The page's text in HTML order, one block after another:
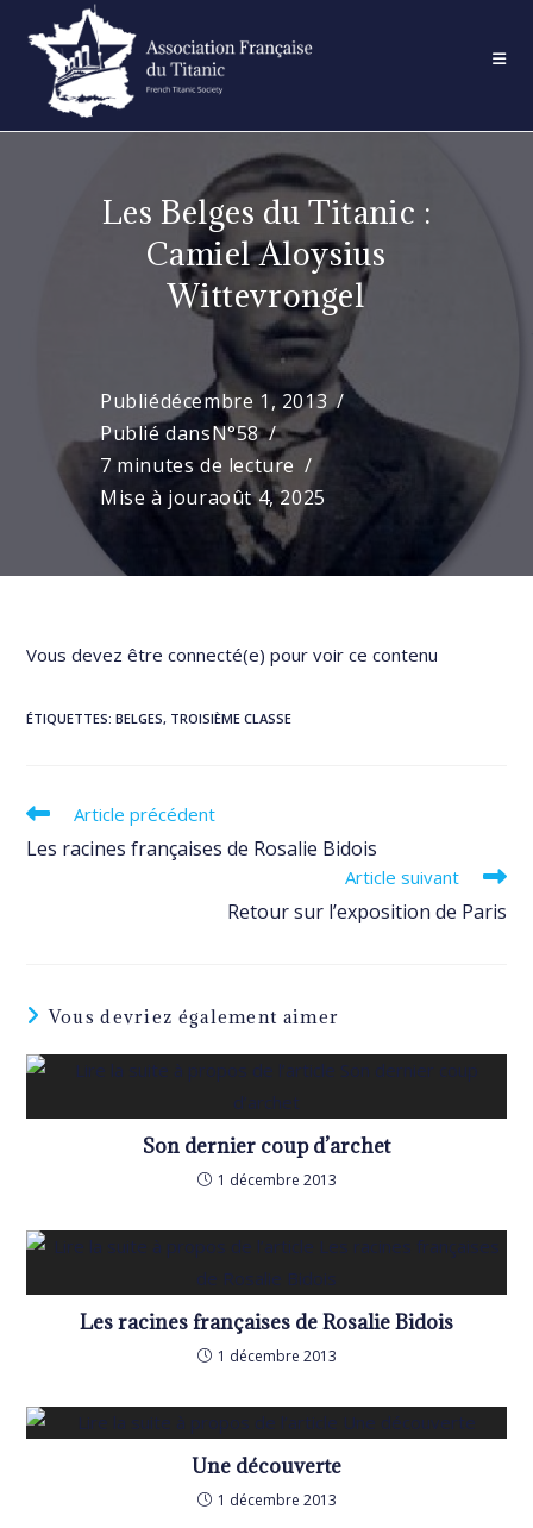
content
Les Belges du Titanic :
Camiel Aloysius
Wittevrongel
Publiédécembre 1, 2013
Publié dansN°58
7 minutes de lecture
Mise à jouraoût 4, 2025
Vous devez être connecté(e) pour voir ce contenu
ÉTIQUETTES:BELGES, TROISIÈME CLASSE
Read
articles
Article précédent
Les racines françaises de Rosalie Bidois
Article suivant
Retour sur l’exposition de Paris
Vous devriez également aimer
Son dernier coup d’archet
1 décembre 2013
Les racines françaises de Rosalie Bidois
1 décembre 2013
Une découverte
1 décembre 2013